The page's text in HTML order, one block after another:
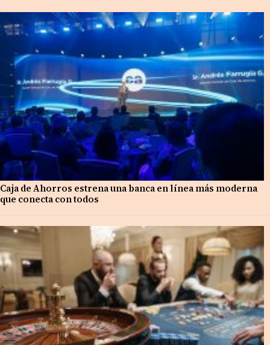
Caja de Ahorros estrena una banca en línea más moderna
que conecta con todos